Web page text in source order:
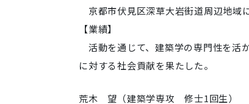
京都市伏見区深草大岩街道周辺地域
【業績】
活動を通じて、建築学の専門性を活
に対する社会貢献を果たした。
荒木 望（建築学専攻 修士1回生）